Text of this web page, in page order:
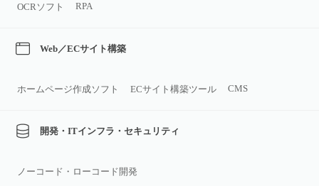
OCRソフト
RPA
Web／ECサイト構築
ホームページ作成ソフト ECサイト構築ツール CMS
開発・ITインフラ・セキュリティ
ノーコード・ローコード開発